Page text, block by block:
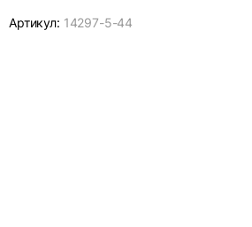
Артикул: 14297-5-44